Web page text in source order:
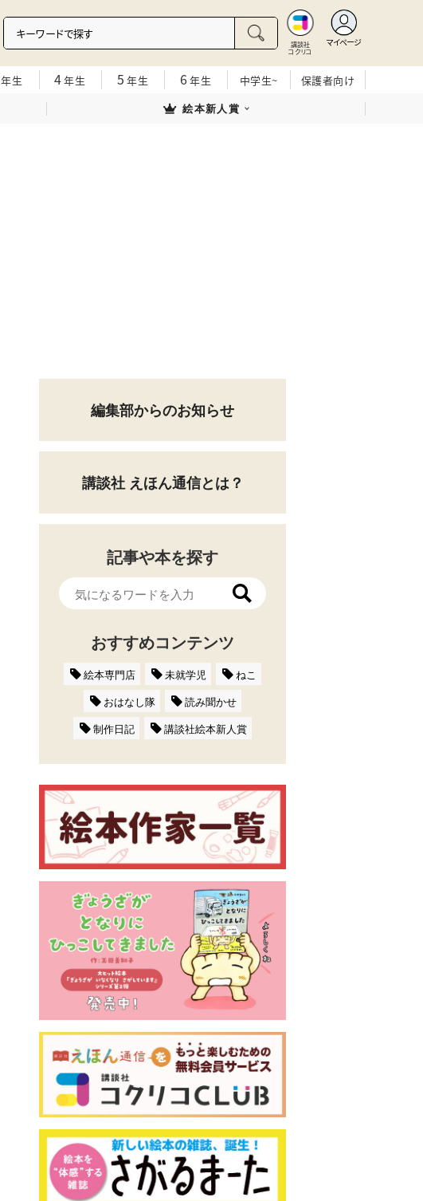
講談社
コクリコ
マイページ
年生 4年生 5 年生 6 年生 中学生~
保護者向け
絵本新人賞
編集部からのお知らせ
講談社 えほん通信とは？
記事や本を探す
おすすめコンテンツ
絵本専門店 未就学児
ねこ
おはなし隊
読み聞かせ
制作日記
講談社絵本新人賞